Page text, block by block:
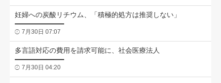
妊婦への炭酸リチウム、「積極的処方は推奨しない」
7月30日 07:07
多言語対応の費用を請求可能に、社会医療法人
7月30日 04:20